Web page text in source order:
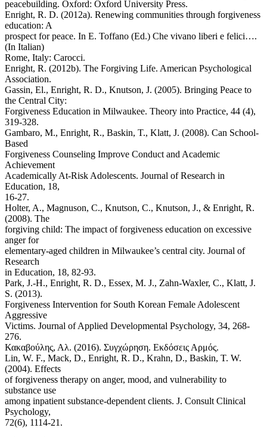
peacebuilding. Oxford: Oxford University Press.
Enright, R. D. (2012a). Renewing communities through forgiveness
education: A
prospect for peace. In E. Toffano (Ed.) Che vivano liberi e felici….
(In Italian)
Rome, Italy: Carocci.
Εnright, R. (2012b). The Forgiving Life. American Psychological
Association.
Gassin, El., Enright, R. D., Knutson, J. (2005). Bringing Peace to
the Central City:
Forgiveness Education in Milwaukee. Theory into Practice, 44 (4),
319-328.
Gambaro, M., Enright, R., Baskin, T., Klatt, J. (2008). Can School-
Based
Forgiveness Counseling Improve Conduct and Academic
Achievement
Academically At-Risk Adolescents. Journal of Research in
Education, 18,
16-27.
Holter, A., Magnuson, C., Knutson, C., Knutson, J., & Enright, R.
(2008). The
forgiving child: The impact of forgiveness education on excessive
anger for
elementary-aged children in Milwaukee’s central city. Journal of
Research
in Education, 18, 82-93.
Park, J.-H., Enright, R. D., Essex, M. J., Zahn-Waxler, C., Klatt, J.
S. (2013).
Forgiveness Intervention for South Korean Female Adolescent
Aggressive
Victims. Journal of Applied Developmental Psychology, 34, 268-
276.
Κακαβούλης, Αλ. (2016). Συγχώρηση. Εκδόσεις Αρμός.
Lin, W. F., Mack, D., Enright, R. D., Krahn, D., Baskin, T. W.
(2004). Effects
of forgiveness therapy on anger, mood, and vulnerability to
substance use
among inpatient substance-dependent clients. J. Consult Clinical
Psychology,
72(6), 1114-21.